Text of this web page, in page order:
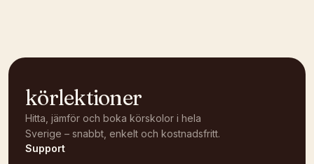
körlektioner
Hitta, jämför och boka körskolor i hela
Sverige – snabbt, enkelt och kostnadsfritt.
Support